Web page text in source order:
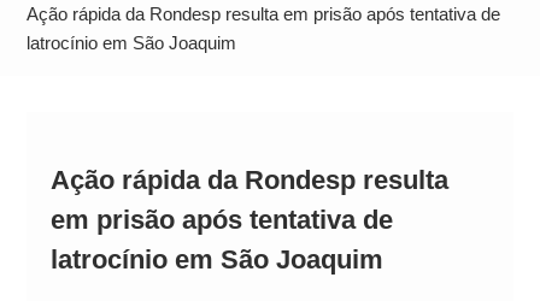
Neymar Chama Santos de “Esquisito” após
Vazamentos e Expõe Dívida de R$ 80 Milhões
Ação rápida da Rondesp resulta em prisão após tentativa de
latrocínio em São Joaquim
Ação rápida da Rondesp resulta
em prisão após tentativa de
latrocínio em São Joaquim